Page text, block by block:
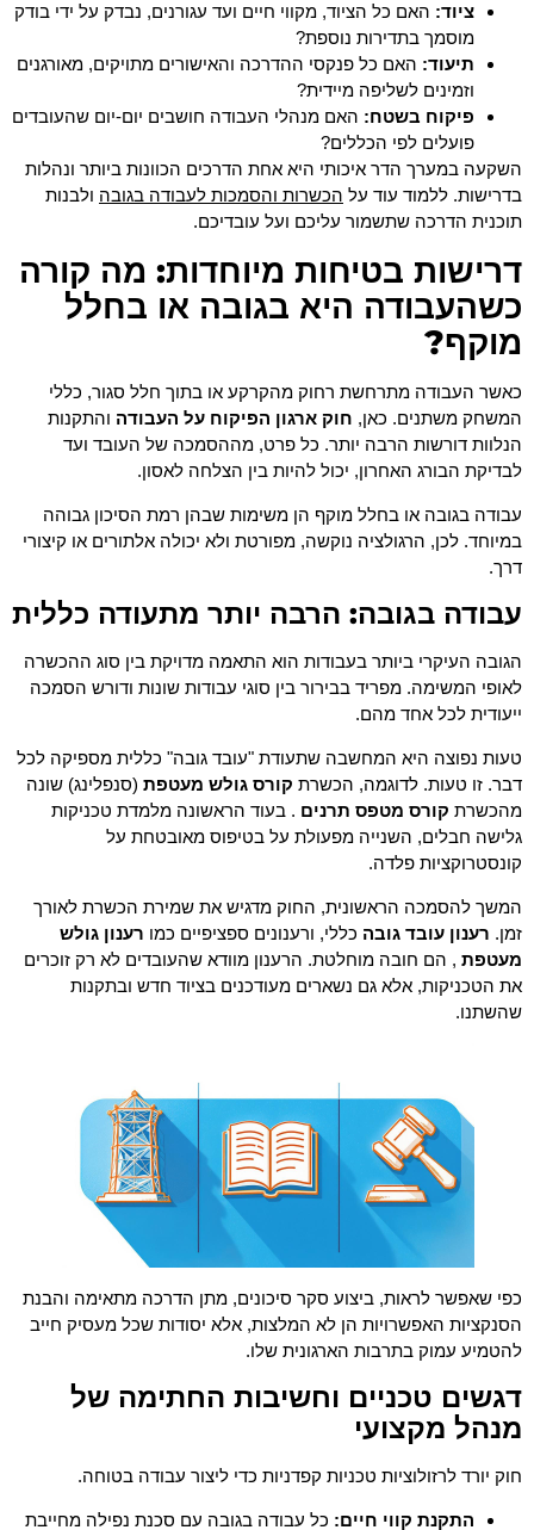
ציוד: האם כל הציוד, מקווי חיים ועד עגורנים, נבדק על ידי בודק
מוסמך בתדירות נוספת?
תיעוד: האם כל פנקסי ההדרכה והאישורים מתויקים, מאורגנים
וזמינים לשליפה מיידית?
פיקוח בשטח: האם מנהלי העבודה חושבים יום-יום שהעובדים
פועלים לפי הכללים?
השקעה במערך הדר איכותי היא אחת הדרכים הכוונות ביותר ונהלות
בדרישות. ללמוד עוד על הכשרות והסמכות לעבודה בגובה ולבנות
תוכנית הדרכה שתשמור עליכם ועל עובדיכם.
דרישות בטיחות מיוחדות: מה קורה
כשהעבודה היא בגובה או בחלל
מוקף?
כאשר העבודה מתרחשת רחוק מהקרקע או בתוך חלל סגור, כללי
המשחק משתנים. כאן, חוק ארגון הפיקוח על העבודה והתקנות
הנלוות דורשות הרבה יותר. כל פרט, מההסמכה של העובד ועד
לבדיקת הבורג האחרון, יכול להיות בין הצלחה לאסון.
עבודה בגובה או בחלל מוקף הן משימות שבהן רמת הסיכון גבוהה
במיוחד. לכן, הרגולציה נוקשה, מפורטת ולא יכולה אלתורים או קיצורי
דרך.
עבודה בגובה: הרבה יותר מתעודה כללית
הגובה העיקרי ביותר בעבודות הוא התאמה מדויקת בין סוג ההכשרה
לאופי המשימה. מפריד בבירור בין סוגי עבודות שונות ודורש הסמכה
ייעודית לכל אחד מהם.
טעות נפוצה היא המחשבה שתעודת "עובד גובה" כללית מספיקה לכל
דבר. זו טעות. לדוגמה, הכשרת קורס גולש מעטפת (סנפלינג) שונה
מהכשרת קורס מטפס תרנים . בעוד הראשונה מלמדת טכניקות
גלישה חבלים, השנייה מפעולת על בטיפוס מאובטחת על
קונסטרוקציות פלדה.
המשך להסמכה הראשונית, החוק מדגיש את שמירת הכשרת לאורך
זמן. רענון עובד גובה כללי, ורענונים ספציפיים כמו רענון גולש
מעטפת , הם חובה מוחלטת. הרענון מוודא שהעובדים לא רק זוכרים
את הטכניקות, אלא גם נשארים מעודכנים בציוד חדש ובתקנות
שהשתנו.
כפי שאפשר לראות, ביצוע סקר סיכונים, מתן הדרכה מתאימה והבנת
הסנקציות האפשרויות הן לא המלצות, אלא יסודות שכל מעסיק חייב
להטמיע עמוק בתרבות הארגונית שלו.
דגשים טכניים וחשיבות החתימה של
מנהל מקצועי
חוק יורד לרזולוציות טכניות קפדניות כדי ליצור עבודה בטוחה.
התקנת קווי חיים: כל עבודה בגובה עם סכנת נפילה מחייבת